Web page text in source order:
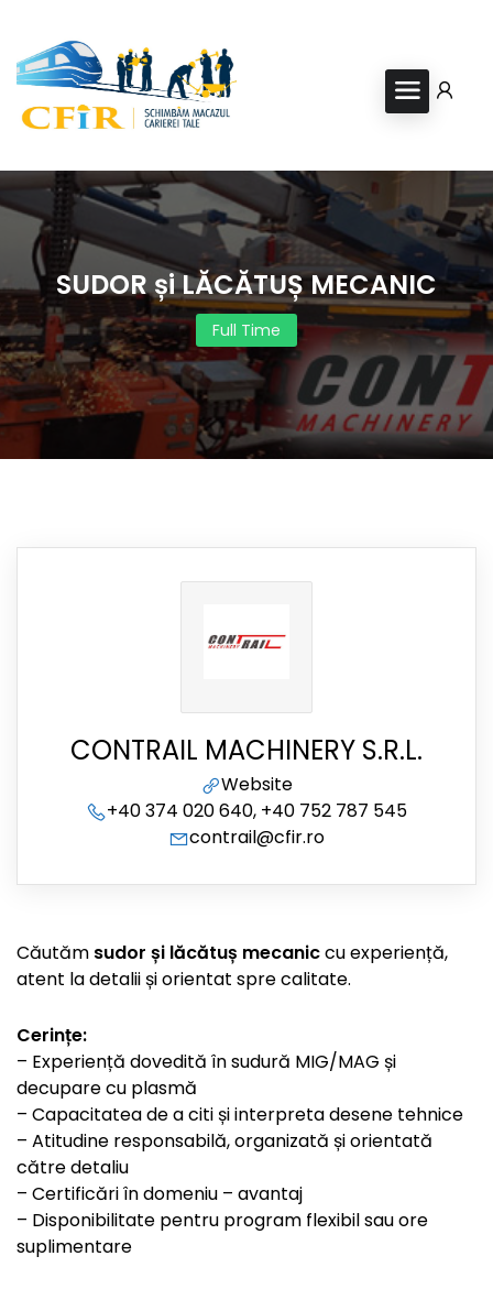
SUDOR și LĂCĂTUȘ MECANIC
Full Time
CONTRAIL MACHINERY S.R.L.
Website
+40 374 020 640, +40 752 787 545
contrail@cfir.ro
Căutăm sudor și lăcătuș mecaniccu experiență,
atent la detalii și orientat spre calitate.
Cerințe:
– Experiență dovedită în sudură MIG/MAG și
decupare cu plasmă
– Capacitatea de a citi și interpreta desene tehnice
– Atitudine responsabilă, organizată și orientată
către detaliu
– Certificări în domeniu – avantaj
– Disponibilitate pentru program flexibil sau ore
suplimentare